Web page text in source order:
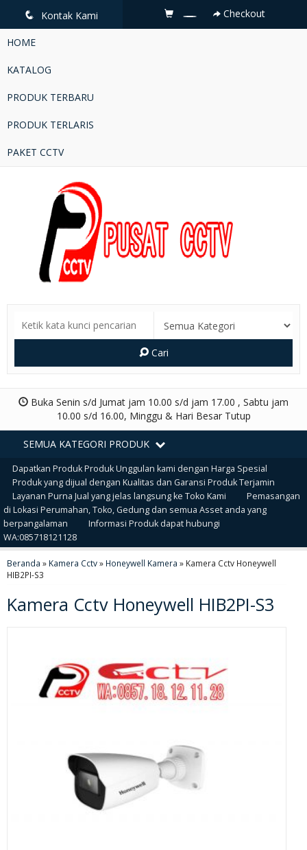
q Kontak Kami Checkout
HOME
KATALOG
PRODUK TERBARU
PRODUK TERLARIS
PAKET CCTV
Cari
Buka Senin s/d Jumat jam 10.00 s/d jam 17.00 , Sabtu jam
10.00 s/d 16.00, Minggu & Hari Besar Tutup
SEMUA KATEGORI PRODUK
Dapatkan Produk Produk Unggulan kami dengan Harga Spesial
Produk yang dijual dengan Kualitas dan Garansi Produk Terjamin
Layanan Purna Jual yang jelas langsung ke Toko Kami
Pemasangan
di Lokasi Perumahan, Toko, Gedung dan semua Asset anda yang
berpangalaman
Informasi Produk dapat hubungi
WA:085718121128
Beranda » Kamera Cctv» Honeywell Kamera » Kamera Cctv Honeywell
HIB2PI-S3
Kamera Cctv Honeywell HIB2PI-S3